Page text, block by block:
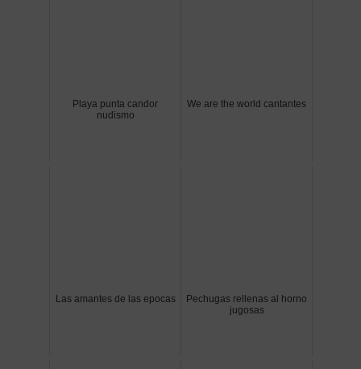
Playa punta candor
nudismo
We are the world cantantes
Las amantes de las epocas
Pechugas rellenas al horno
jugosas